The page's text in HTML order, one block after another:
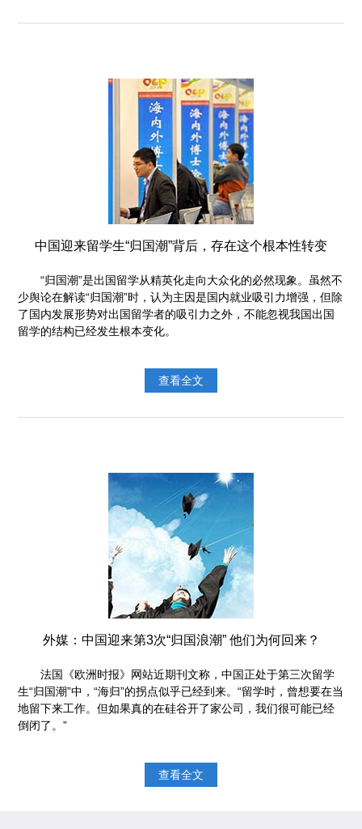
中国迎来留学生“归国潮”背后，存在这个根本性转变
“归国潮”是出国留学从精英化走向大众化的必然现象。虽然不
少舆论在解读“归国潮”时，认为主因是国内就业吸引力增强，但除
了国内发展形势对出国留学者的吸引力之外，不能忽视我国出国
留学的结构已经发生根本变化。
查看全文
外媒：中国迎来第3次“归国浪潮” 他们为何回来？
法国《欧洲时报》网站近期刊文称，中国正处于第三次留学
生“归国潮”中，“海归”的拐点似乎已经到来。“留学时，曾想要在当
地留下来工作。但如果真的在硅谷开了家公司，我们很可能已经
倒闭了。”
查看全文